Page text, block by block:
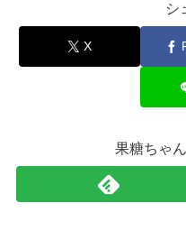
シ
X
果糖ちゃ